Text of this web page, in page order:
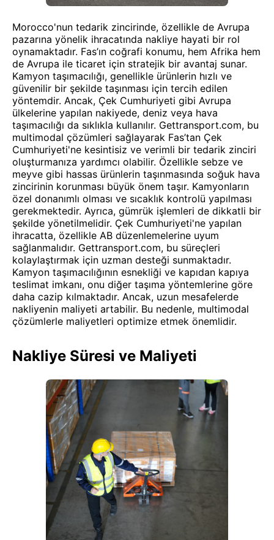
Morocco'nun tedarik zincirinde, özellikle de Avrupa
pazarına yönelik ihracatında nakliye hayati bir rol
oynamaktadır. Fas’ın coğrafi konumu, hem Afrika hem
de Avrupa ile ticaret için stratejik bir avantaj sunar.
Kamyon taşımacılığı, genellikle ürünlerin hızlı ve
güvenilir bir şekilde taşınması için tercih edilen
yöntemdir. Ancak, Çek Cumhuriyeti gibi Avrupa
ülkelerine yapılan nakiyede, deniz veya hava
taşımacılığı da sıklıkla kullanılır. Gettransport.com, bu
multimodal çözümleri sağlayarak Fas’tan Çek
Cumhuriyeti'ne kesintisiz ve verimli bir tedarik zinciri
oluşturmanıza yardımcı olabilir. Özellikle sebze ve
meyve gibi hassas ürünlerin taşınmasında soğuk hava
zincirinin korunması büyük önem taşır. Kamyonların
özel donanımlı olması ve sıcaklık kontrolü yapılması
gerekmektedir. Ayrıca, gümrük işlemleri de dikkatli bir
şekilde yönetilmelidir. Çek Cumhuriyeti'ne yapılan
ihracatta, özellikle AB düzenlemelerine uyum
sağlanmalıdır. Gettransport.com, bu süreçleri
kolaylaştırmak için uzman desteği sunmaktadır.
Kamyon taşımacılığının esnekliği ve kapıdan kapıya
teslimat imkanı, onu diğer taşıma yöntemlerine göre
daha cazip kılmaktadır. Ancak, uzun mesafelerde
nakliyenin maliyeti artabilir. Bu nedenle, multimodal
çözümlerle maliyetleri optimize etmek önemlidir.
Nakliye Süresi ve Maliyeti